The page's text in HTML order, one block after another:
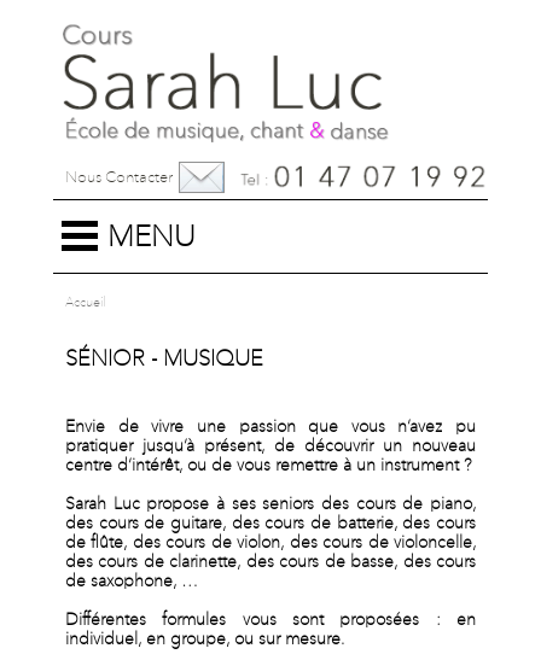
MENU
Nous Contacter
Accueil
SÉNIOR - MUSIQUE
Envie de vivre une passion que vous n’avez pu
pratiquer jusqu’à présent, de découvrir un nouveau
centre d’intérêt, ou de vous remettre à un instrument ?
Sarah Luc propose à ses seniors des cours de piano,
des cours de guitare, des cours de batterie, des cours
de flûte, des cours de violon, des cours de violoncelle,
des cours de clarinette, des cours de basse, des cours
de saxophone, …
Différentes formules vous sont proposées : en
individuel, en groupe, ou sur mesure.